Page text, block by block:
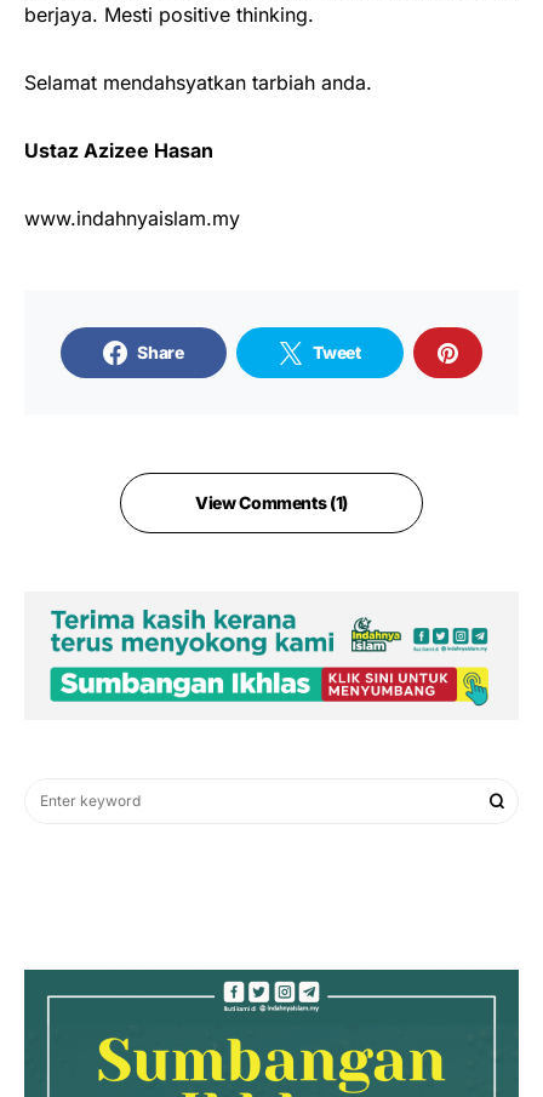
berjaya. Mesti positive thinking.
Selamat mendahsyatkan tarbiah anda.
Ustaz Azizee Hasan
www.indahnyaislam.my
Share Tweet
View Comments (1)